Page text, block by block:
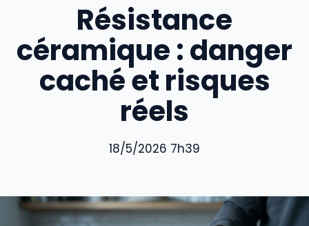
Résistance
céramique : danger
caché et risques
réels
18/5/2026 7h39